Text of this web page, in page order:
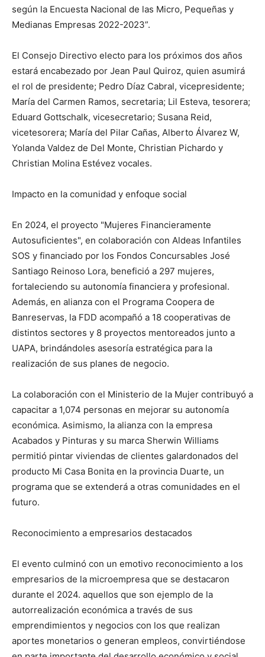
según la Encuesta Nacional de las Micro, Pequeñas y
Medianas Empresas 2022-2023”.
El Consejo Directivo electo para los próximos dos años
estará encabezado por Jean Paul Quiroz, quien asumirá
el rol de presidente; Pedro Díaz Cabral, vicepresidente;
María del Carmen Ramos, secretaria; Lil Esteva, tesorera;
Eduard Gottschalk, vicesecretario; Susana Reid,
vicetesorera; María del Pilar Cañas, Alberto Álvarez W,
Yolanda Valdez de Del Monte, Christian Pichardo y
Christian Molina Estévez vocales.
Impacto en la comunidad y enfoque social
En 2024, el proyecto "Mujeres Financieramente
Autosuficientes", en colaboración con Aldeas Infantiles
SOS y financiado por los Fondos Concursables José
Santiago Reinoso Lora, benefició a 297 mujeres,
fortaleciendo su autonomía financiera y profesional.
Además, en alianza con el Programa Coopera de
Banreservas, la FDD acompañó a 18 cooperativas de
distintos sectores y 8 proyectos mentoreados junto a
UAPA, brindándoles asesoría estratégica para la
realización de sus planes de negocio.
La colaboración con el Ministerio de la Mujer contribuyó a
capacitar a 1,074 personas en mejorar su autonomía
económica. Asimismo, la alianza con la empresa
Acabados y Pinturas y su marca Sherwin Williams
permitió pintar viviendas de clientes galardonados del
producto Mi Casa Bonita en la provincia Duarte, un
programa que se extenderá a otras comunidades en el
futuro.
Reconocimiento a empresarios destacados
El evento culminó con un emotivo reconocimiento a los
empresarios de la microempresa que se destacaron
durante el 2024. aquellos que son ejemplo de la
autorrealización económica a través de sus
emprendimientos y negocios con los que realizan
aportes monetarios o generan empleos, convirtiéndose